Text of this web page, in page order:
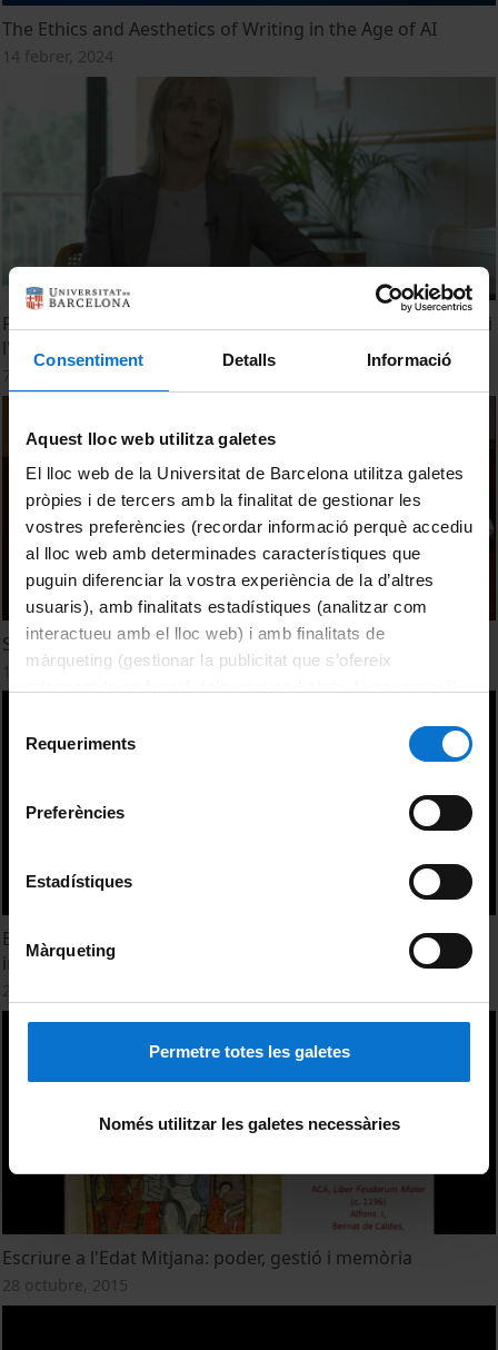
Consentiment Detalls Informació
Aquest lloc web utilitza galetes
El lloc web de la Universitat de Barcelona utilitza galetes
pròpies i de tercers amb la finalitat de gestionar les
vostres preferències (recordar informació perquè accediu
al lloc web amb determinades característiques que
puguin diferenciar la vostra experiència de la d’altres
usuaris), amb finalitats estadístiques (analitzar com
interactueu amb el lloc web) i amb finalitats de
màrqueting (gestionar la publicitat que s’ofereix
consultar laPolítica de galetes del lloc web de la
Requeriments
Preferències
Estadístiques
Màrqueting
Permetre totes les galetes
Només utilitzar les galetes necessàries
The Ethics and Aesthetics of Writing in the Age of AI
14 febrer, 2024
Projecte Apel·les - Acompanyament Per l'Èxit de la Lectura i
l'Escriptura
Scientific writing
12 desembre, 2017
Escriure l'endeutament, gestionar la misèria en la
institució pública
Escriure a l'Edat Mitjana: poder, gestió i memòria
28 octubre, 2015